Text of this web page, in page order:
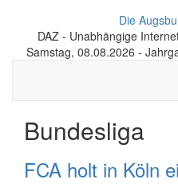
Die
DAZ - Unabhängige
Samstag, 08.08.2026 -
Bundesliga
FCA holt in Köln